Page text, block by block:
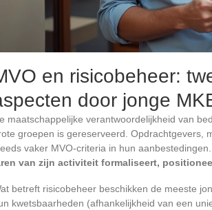
en risicobeheer:
door jonge
maatschappelijke verantwoordelijkheid van
groepen is gereserveerd. Opdrachtgevers,
vaker MVO-criteria in hun aanbestedingen.
van zijn activiteit formaliseert,
betreft risicobeheer beschikken de meeste
kwetsbaarheden (afhankelijkheid van een